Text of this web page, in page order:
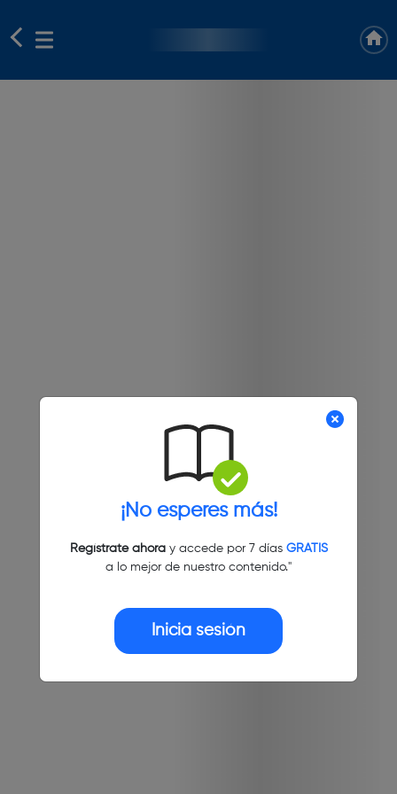
¡No esperes más!
Regístrate ahoray accede por 7 días GRATIS
a lo mejor de nuestro contenido."
Inicia sesión